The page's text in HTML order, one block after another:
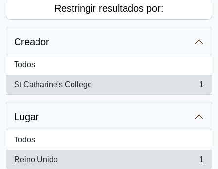
Restringir resultados por:
Creador
Todos
St Catharine's College
, 1 resultados
1
Lugar
Todos
Reino Unido
, 1 resultados
1